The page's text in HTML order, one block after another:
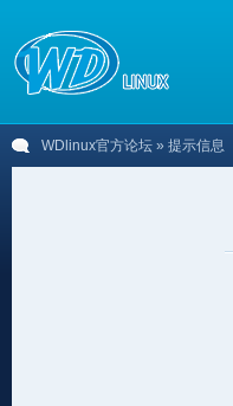
WDlinux官方论坛 » 提示信息